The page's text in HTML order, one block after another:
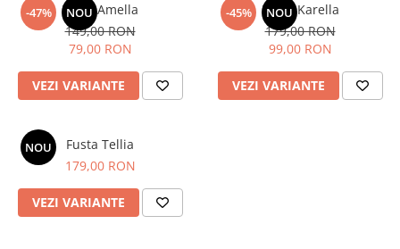
-47% NOU
Fusta Amella
149,00 RON
79,00 RON
VEZI VARIANTE
-45% NOU
Fusta Karella
179,00 RON
99,00 RON
VEZI VARIANTE
NOU
Fusta Tellia
179,00 RON
VEZI VARIANTE